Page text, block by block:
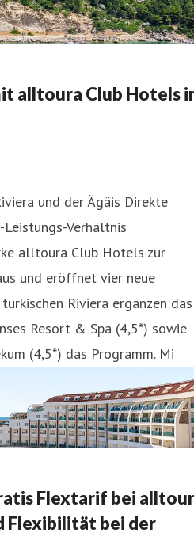
alltoura Club Hotels
und der Ägäis Direkte
Verhältnis
alltoura Club Hotels zur
und eröffnet vier neue
Riviera ergänzen das
Resort & Spa (4,5*) sowie
(4,5*) das Programm. Mi
Flextarif bei
Flexibilität bei der